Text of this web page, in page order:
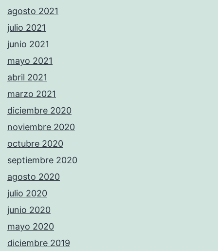
agosto 2021
julio 2021
junio 2021
mayo 2021
abril 2021
marzo 2021
diciembre 2020
noviembre 2020
octubre 2020
septiembre 2020
agosto 2020
julio 2020
junio 2020
mayo 2020
diciembre 2019